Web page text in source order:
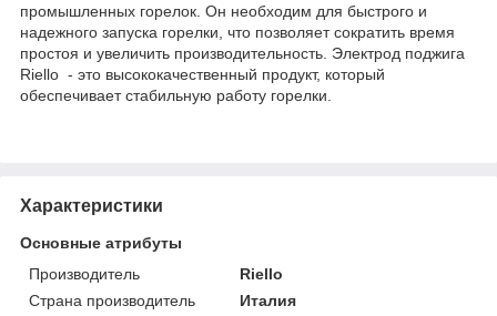
промышленных горелок. Он необходим для быстрого и
надежного запуска горелки, что позволяет сократить время
простоя и увеличить производительность. Электрод поджига
Riello - это высококачественный продукт, который
обеспечивает стабильную работу горелки.
Характеристики
Основные атрибуты
Производитель
Riello
Страна производитель
Италия